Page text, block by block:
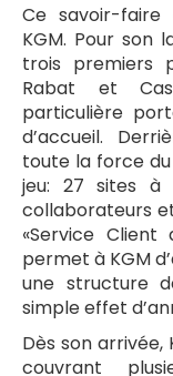
Ce savoir-
KGM. Pour son
trois premiers
Rabat et
particulière
d’accueil.
toute la force
jeu: 27 sites à
collaborateurs
«Service Client
permet à KGM
une structure
simple effet
Dès son
couvrant